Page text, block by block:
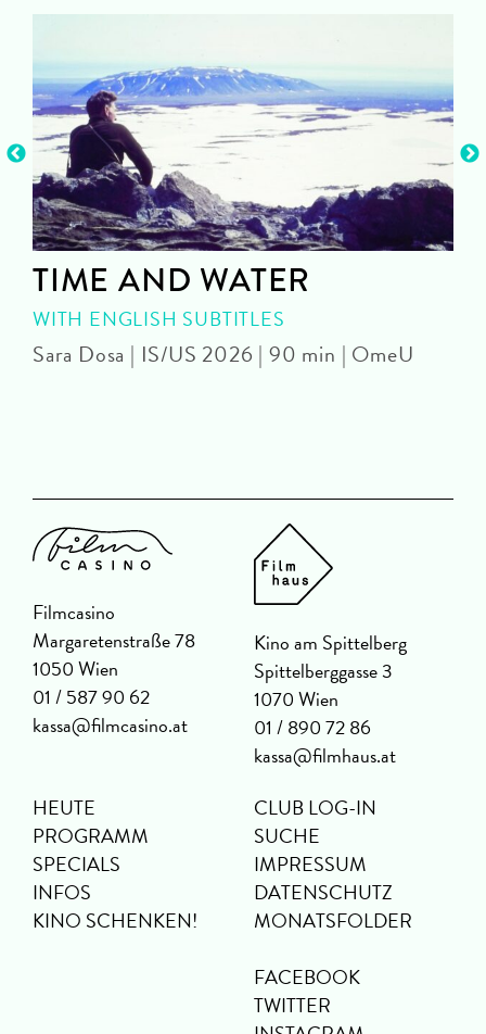
TIME AND WATER
WITH ENGLISH SUBTITLES
Sara Dosa | IS/US 2026 | 90 min | OmeU
Filmcasino
Margaretenstraße 78
1050 Wien
01 / 587 90 62
kassa@filmcasino.at
Kino am Spittelberg
Spittelberggasse 3
1070 Wien
01 / 890 72 86
kassa@filmhaus.at
HEUTE
PROGRAMM
SPECIALS
INFOS
KINO SCHENKEN!
CLUB LOG-IN
SUCHE
IMPRESSUM
DATENSCHUTZ
MONATSFOLDER
FACEBOOK
TWITTER